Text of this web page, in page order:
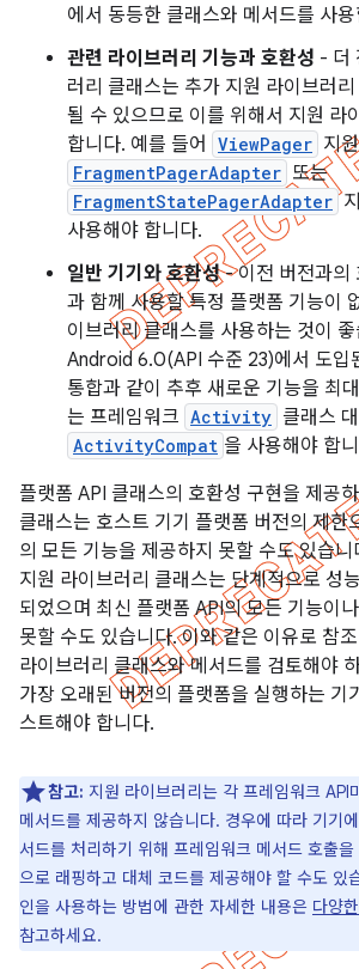
에서 동등한 클래스와 메서드를 사
관련 라이브러리 기능과 호환성 - 더
러리 클래스는 추가 지원 라이브러
될 수 있으므로 이를 위해서 지원 라
합니다. 예를 들어
ViewPager 지
FragmentPagerAdapter 또는
FragmentStatePagerAdapter
사용해야 합니다.
일반 기기와 호환성- 이전 버전과의
과 함께 사용할 특정 플랫폼 기능이
이브러리 클래스를 사용하는 것이
Android 6.0(API 수준 23)에서 도입
통합과 같이 추후 새로운 기능을 최
는 프레임워크 Activity 클래스
ActivityCompat 을 사용해야 합
플랫폼 API 클래스의 호환성 구현을 제공
클래스는 호스트 기기 플랫폼 버전의 제한
의 모든 기능을 제공하지 못할 수도 있습
지원 라이브러리 클래스는 단계적으로 성
되었으며 최신 플랫폼 API의 모든 기능이
못할 수도 있습니다. 이와 같은 이유로 참
라이브러리 클래스와 메서드를 검토해야
가장 오래된 버전의 플랫폼을 실행하는 기
스트해야 합니다.
참고: 지원 라이브러리는 각 프레임워크 API
메서드를 제공하지 않습니다. 경우에 따라 기기
서드를 처리하기 위해 프레임워크 메서드 호출
으로 래핑하고 대체 코드를 제공해야 할 수도 있
인을 사용하는 방법에 관한 자세한 내용은 다양
참고하세요.